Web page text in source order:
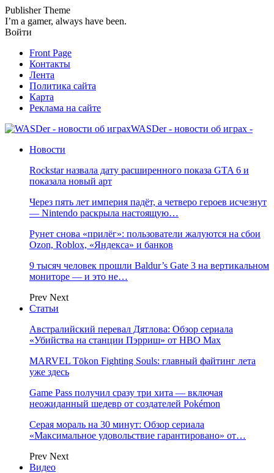
Publisher Theme
I’m a gamer, always have been.
Войти
Front Page
Контакты
Лента
Политика сайта
Карта
Реклама на сайте
WASDer - новости об играх -
Новости
Rockstar назвала дату расширенного показа GTA 6 и
показала новый арт
Через пять лет империя падёт, а четверо героев исчезнут
— Nintendo раскрыла настоящую…
Рунет снова «прилёг»: пользователи жалуются на сбои
Ozon, Roblox, «Яндекса» и банков
9 тысяч человек прошли Baldur’s Gate 3 на вертикальном
мониторе — и это не…
Prev Next
Статьи
Австралийский перевал Дятлова: Обзор сериала
«Убийства на станции Пэрриш» от HBO Max
MARVEL Tōkon Fighting Souls: главный файтинг лета
уже здесь
Game Pass получил сразу три хита — включая
неожиданный шедевр от создателей Pokémon
Серая мораль на 30 минут: Обзор сериала
«Максимальное удовольствие гарантировано» от…
Prev Next
Видео